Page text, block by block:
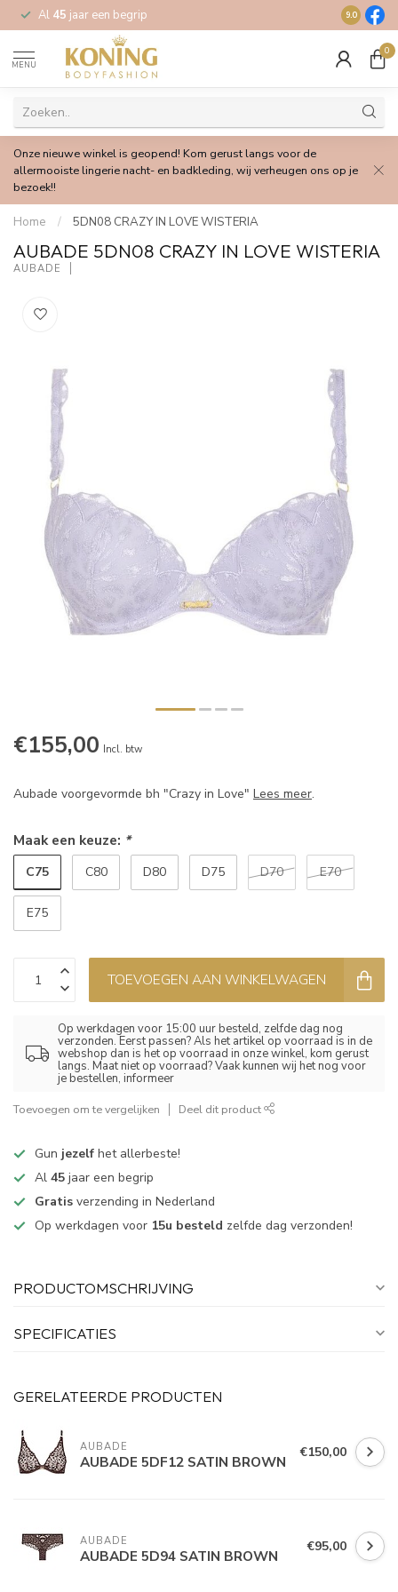
Al 45 jaar een begrip Gratis
9.0
MENU
0
Onze nieuwe winkel is geopend! Kom gerust langs voor de
allermooiste lingerie nacht- en badkleding, wij verheugen ons op je
bezoek!!
Home / 5DN08 CRAZY IN LOVE WISTERIA
AUBADE 5DN08 CRAZY IN LOVE WISTERIA
AUBADE
€155,00 Incl. btw
Aubade voorgevormde bh "Crazy in Love" Lees meer.
Maak een keuze: *
C75 C80 D80 D75 D70 E70
E75
TOEVOEGEN AAN WINKELWAGEN
Op werkdagen voor 15:00 uur besteld, zelfde dag nog
verzonden. Eerst passen? Als het artikel op voorraad is in de
webshop dan is het op voorraad in onze winkel, kom gerust
langs. Maat niet op voorraad? Vaak kunnen wij het nog voor
je bestellen, informeer
Toevoegen om te vergelijken Deel dit product
Gun jezelf het allerbeste!
Al 45 jaar een begrip
Gratis verzending in Nederland
Op werkdagen voor 15u besteld zelfde dag verzonden!
PRODUCTOMSCHRIJVING
SPECIFICATIES
GERELATEERDE PRODUCTEN
AUBADE
AUBADE 5DF12 SATIN BROWN €150,00
AUBADE
AUBADE 5D94 SATIN BROWN €95,00